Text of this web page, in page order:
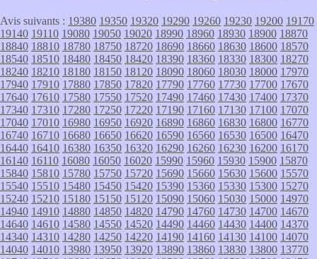
Avis suivants : 19380 19350 19320 19290 19260 19230 19200 19170
19140 19110 19080 19050 19020 18990 18960 18930 18900 18870
18840 18810 18780 18750 18720 18690 18660 18630 18600 18570
18540 18510 18480 18450 18420 18390 18360 18330 18300 18270
18240 18210 18180 18150 18120 18090 18060 18030 18000 17970
17940 17910 17880 17850 17820 17790 17760 17730 17700 17670
17640 17610 17580 17550 17520 17490 17460 17430 17400 17370
17340 17310 17280 17250 17220 17190 17160 17130 17100 17070
17040 17010 16980 16950 16920 16890 16860 16830 16800 16770
16740 16710 16680 16650 16620 16590 16560 16530 16500 16470
16440 16410 16380 16350 16320 16290 16260 16230 16200 16170
16140 16110 16080 16050 16020 15990 15960 15930 15900 15870
15840 15810 15780 15750 15720 15690 15660 15630 15600 15570
15540 15510 15480 15450 15420 15390 15360 15330 15300 15270
15240 15210 15180 15150 15120 15090 15060 15030 15000 14970
14940 14910 14880 14850 14820 14790 14760 14730 14700 14670
14640 14610 14580 14550 14520 14490 14460 14430 14400 14370
14340 14310 14280 14250 14220 14190 14160 14130 14100 14070
14040 14010 13980 13950 13920 13890 13860 13830 13800 13770